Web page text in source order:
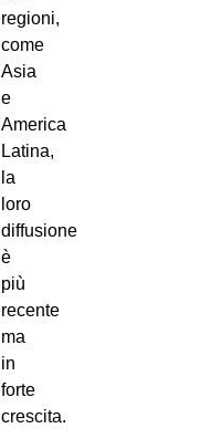
regioni,
come
Asia
e
America
Latina,
la
loro
diffusione
è
più
recente
ma
in
forte
crescita.